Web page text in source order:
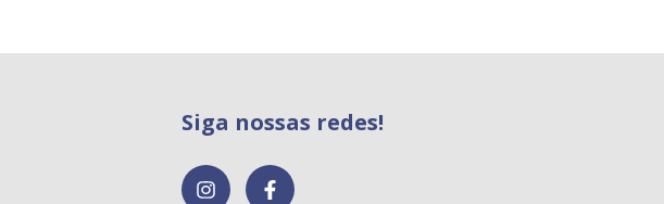
Siga nossas redes!